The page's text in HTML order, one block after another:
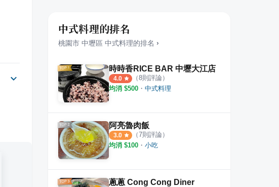
中式料理的排名
桃園市 中壢區 中式料理的排名 ›
時時香RICE BAR 中壢大江店
4.0 （8則評論）
均消 $500 ・ 中式料理
阿亮魯肉飯
3.0 （7則評論）
均消 $100 ・ 小吃
蔥蔥 Cong Cong Diner